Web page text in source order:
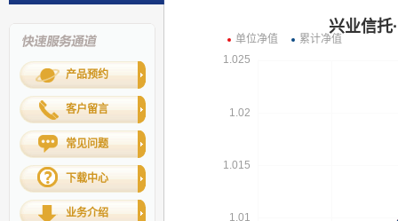
产品预约
客户留言
常见问题
下载中心
业务介绍